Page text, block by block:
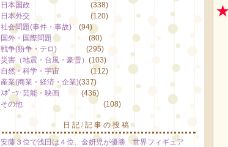
日本国政 (338)
日本外交 (120)
社会問題(事件・事故) (94)
国外・国際問題 (80)
戦争(紛争・テロ) (295)
災害（地震・台風・豪雪） (103)
自然・科学・宇宙 (112)
産業(商業・経済・企業)(337)
ｽﾎﾟｰﾂ･芸能・映画 (436)
その他 (108)
日記/記事の投稿
安藤３位で浅田は４位、金妍児が優勝 世界フィギュア
★